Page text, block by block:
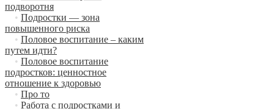
подворотня
• Подростки — зона
повышенного риска
• Половое воспитание – каким
путем идти?
• Половое воспитание
подростков: ценностное
отношение к здоровью
• Про то
• Работа с подростками и